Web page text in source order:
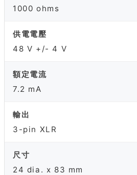
1000 ohms
供電電壓
48 V +/- 4 V
額定電流
7.2 mA
輸出
3-pin XLR
尺寸
24 dia. x 83 mm